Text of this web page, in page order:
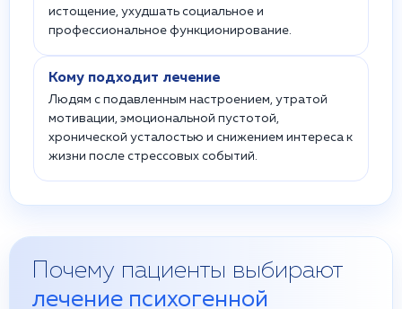
истощение, ухудшать социальное и
профессиональное функционирование.
Кому подходит лечение
Людям с подавленным настроением, утратой
мотивации, эмоциональной пустотой,
хронической усталостью и снижением интереса к
жизни после стрессовых событий.
Почему пациенты выбирают
лечение психогенной